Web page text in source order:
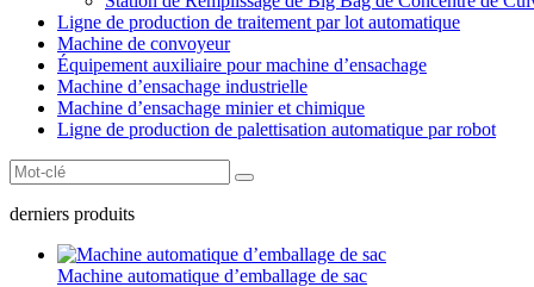
Ligne de production de traitement par lot automatique
Machine de convoyeur
Équipement auxiliaire pour machine d’ensachage
Machine d’ensachage industrielle
Machine d’ensachage minier et chimique
Ligne de production de palettisation automatique par robot
derniers produits
Machine automatique d’emballage de sac